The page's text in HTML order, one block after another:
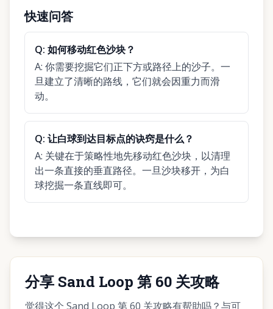
快速问答
Q: 如何移动红色沙块？
A: 你需要挖掘它们正下方或路径上的沙子。一
旦建立了清晰的路线，它们就会因重力而滑
动。
Q: 让白球到达目标点的诀窍是什么？
A: 关键在于策略性地先移动红色沙块，以清理
出一条直接的垂直路径。一旦沙块移开，为白
球挖掘一条直线即可。
分享 Sand Loop 第 60 关攻略
觉得这个 Sand Loop 第 60 关攻略有帮助吗？与可